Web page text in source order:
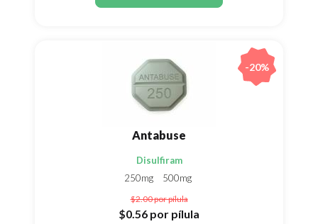
Antabuse
Disulfiram
250mg
500mg
$2.00por pílula
$0.56 por pílula
-20%